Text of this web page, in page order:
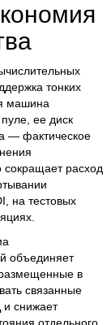
тонких
машина
ее диск
— фактическое
расход
на тестовых
объединяет
в
связанные
и снижает